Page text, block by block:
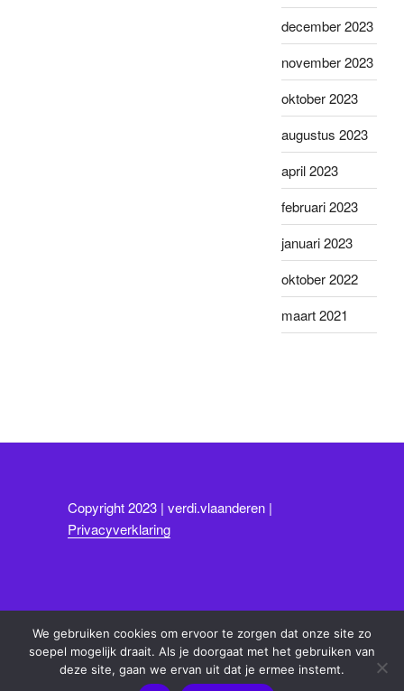
december 2023
november 2023
oktober 2023
augustus 2023
april 2023
februari 2023
januari 2023
oktober 2022
maart 2021
Copyright 2023 | verdi.vlaanderen |
Privacyverklaring
We gebruiken cookies om ervoor te zorgen dat onze site zo
soepel mogelijk draait. Als je doorgaat met het gebruiken van
deze site, gaan we ervan uit dat je ermee instemt.